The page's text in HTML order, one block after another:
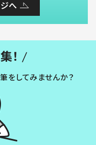
へ
！
をしてみませんか？